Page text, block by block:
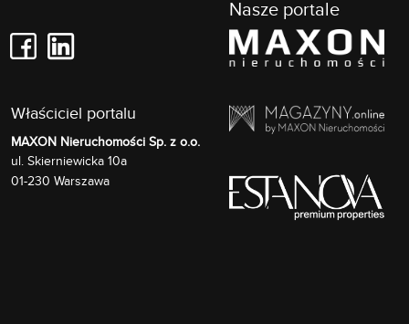
Właściciel portalu
MAXON Nieruchomości Sp. z o.o.
ul. Skierniewicka 10a
01-230 Warszawa
Nasze portale